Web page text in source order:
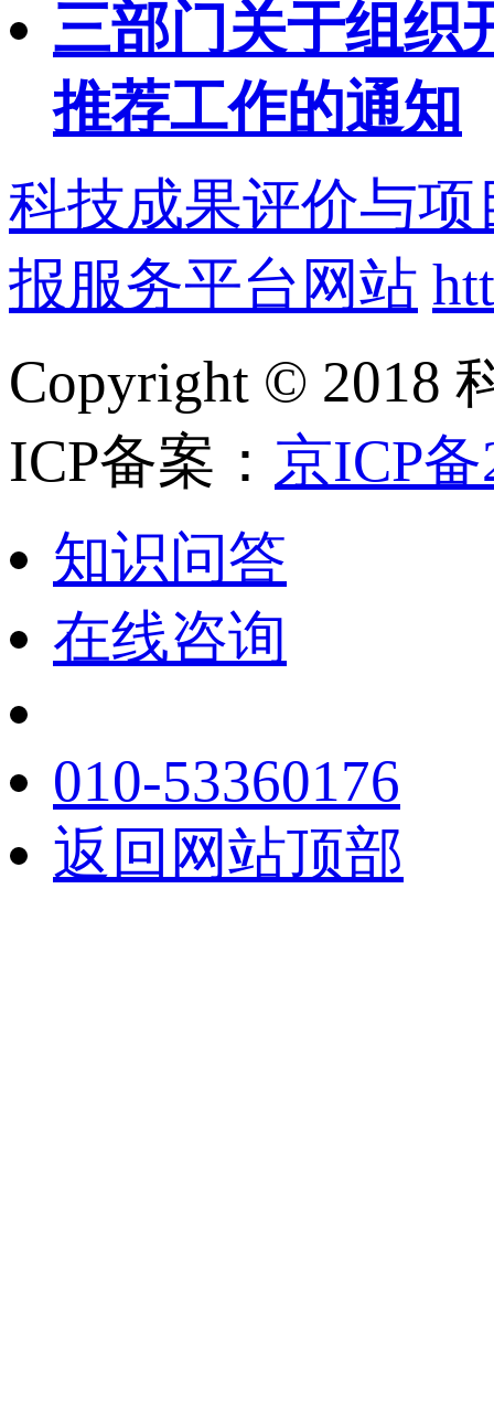
三部门关于组织
推荐工作的通知
科技成果评价与
报服务平台网站
Copyright © 2018
ICP备案： 京ICP
知识问答
在线咨询
010-53360176
返回网站顶部